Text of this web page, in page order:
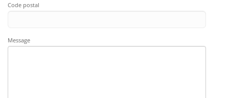
Code postal
Message